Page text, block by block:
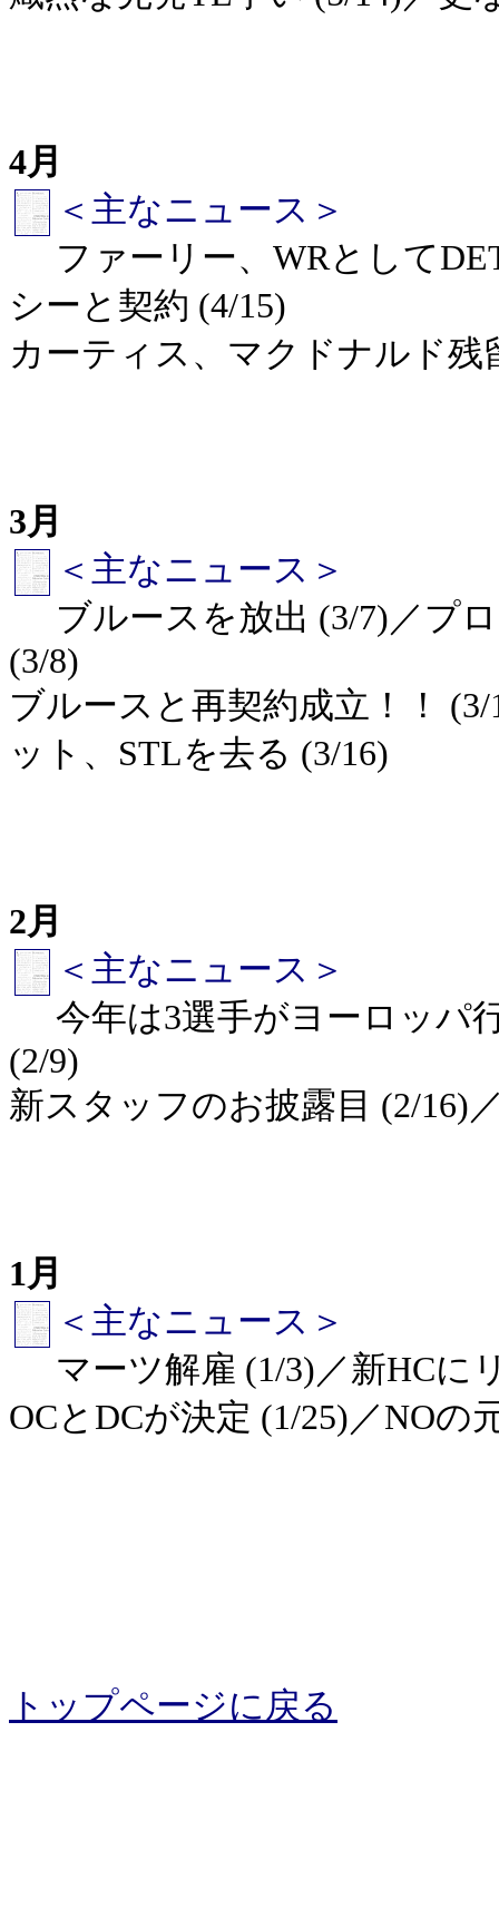
4月
＜主なニュース＞
ファーリー、WRとして
シーと契約 (4/15)
カーティス、マクドナルド残
3月
＜主なニュース＞
ブルースを放出 (3/7)／プ
(3/8)
ブルースと再契約成立！！
ット、STLを去る (3/16)
2月
＜主なニュース＞
今年は3選手がヨーロッパ
(2/9)
新スタッフのお披露目 (2/16)
1月
＜主なニュース＞
マーツ解雇 (1/3)／新HCに
OCとDCが決定 (1/25)／NOの
トップページに戻る